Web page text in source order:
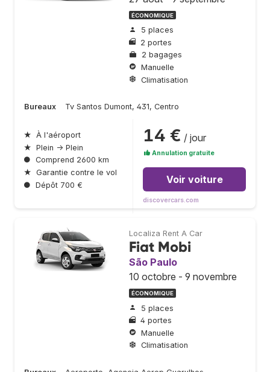
ÉCONOMIQUE
5 places
2 portes
2 bagages
Manuelle
Climatisation
Bureaux Tv Santos Dumont, 431, Centro
★ À l'aéroport
★ Plein → Plein
● Comprend 2600 km
★ Garantie contre le vol
● Dépôt 700 €
14 € / jour
Annulation gratuite
Voir voiture
discovercars.com
Localiza Rent A Car
Fiat Mobi
São Paulo
10 octobre - 9 novembre
ÉCONOMIQUE
5 places
4 portes
Manuelle
Climatisation